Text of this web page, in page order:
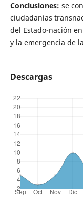
Conclusiones: se
ciudadanías
del Estado-nación
y la emergencia de
Descargas